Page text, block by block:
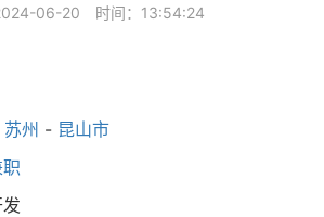
06-20 时间：13:54:24
苏州 - 昆山市